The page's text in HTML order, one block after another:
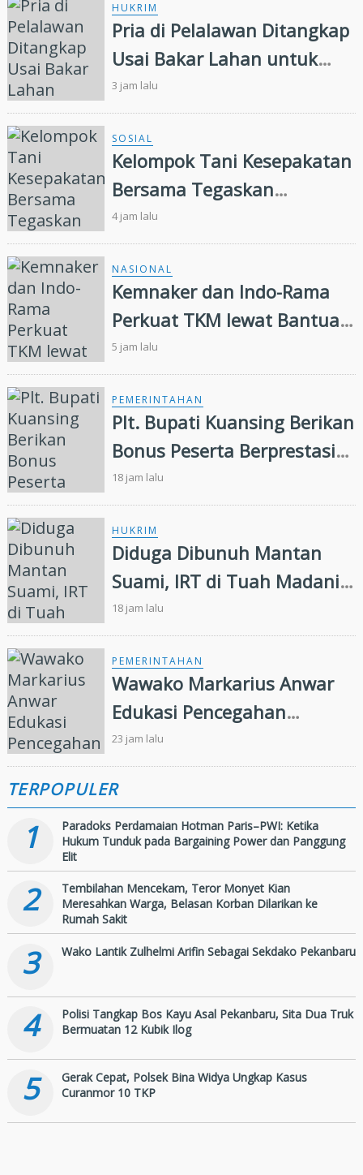
HUKRIM
Pria di Pelalawan Ditangkap
Usai Bakar Lahan untuk
Kebun Sawit
3 jam lalu
SOSIAL
Kelompok Tani Kesepakatan
Bersama Tegaskan
Penugasan Pengelolaan
Lahan Eks Ationg Legal
4 jam lalu
NASIONAL
Kemnaker dan Indo-Rama
Perkuat TKM lewat Bantuan
Modal Usaha
5 jam lalu
PEMERINTAHAN
Plt. Bupati Kuansing Berikan
Bonus Peserta Berprestasi
MTQ ke 44 Tingkat Provinsi
Riau
18 jam lalu
HUKRIM
Diduga Dibunuh Mantan
Suami, IRT di Tuah Madani
Tewas Bersimbah Darah
dalam Kamar
18 jam lalu
PEMERINTAHAN
Wawako Markarius Anwar
Edukasi Pencegahan
HIV/AIDS di Kalangan Pelajar
23 jam lalu
TERPOPULER
1
Paradoks Perdamaian Hotman Paris–PWI: Ketika
Hukum Tunduk pada Bargaining Power dan Panggung
Elit
2
Tembilahan Mencekam, Teror Monyet Kian
Meresahkan Warga, Belasan Korban Dilarikan ke
Rumah Sakit
3 Wako Lantik Zulhelmi Arifin Sebagai Sekdako Pekanbaru
4
Polisi Tangkap Bos Kayu Asal Pekanbaru, Sita Dua Truk
Bermuatan 12 Kubik Ilog
5
Gerak Cepat, Polsek Bina Widya Ungkap Kasus
Curanmor 10 TKP